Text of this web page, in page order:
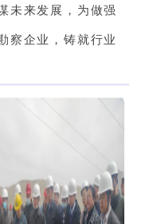
未来发展，为做强
察企业，铸就行业